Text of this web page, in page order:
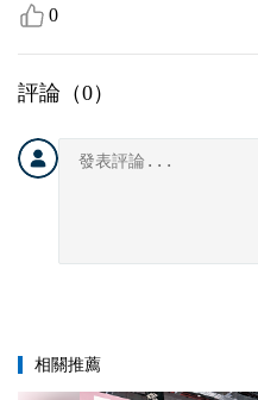
0
評論（0）
相關推薦